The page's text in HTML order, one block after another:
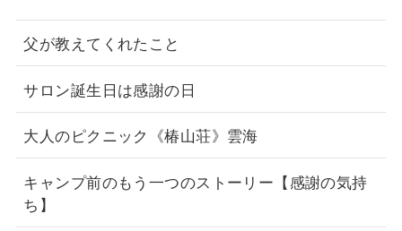
父が教えてくれたこと
サロン誕生日は感謝の日
大人のピクニック《椿山荘》雲海
キャンプ前のもう一つのストーリー【感謝の気持
ち】